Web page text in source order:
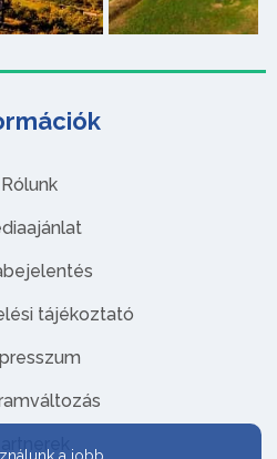
Rólunk
tájékoztató
Partnerek